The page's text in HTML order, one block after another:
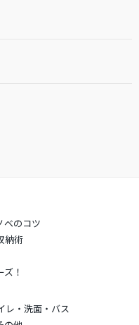
ベのコツ
納術
！
レ・洗面・バス